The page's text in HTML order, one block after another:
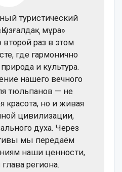
туристический
мұра»
второй раз в этом
где гармонично
и культура.
нашего вечного
тюльпанов — не
красота, но и живая
цивилизации,
духа. Через
мы передаём
наши ценности,
региона.